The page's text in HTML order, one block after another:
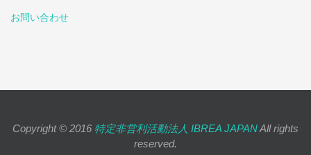
お問い合わせ
Copyright © 2016 特定非営利活動法人 IBREA JAPANAll rights
reserved.